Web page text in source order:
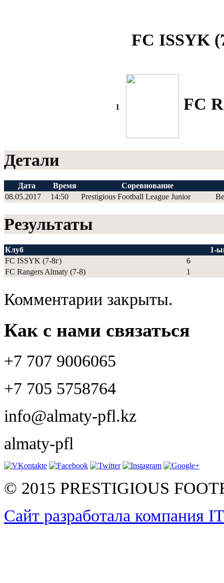
FC ISSYK
1 FC
Детали
Дата Время
Соревнование
08.05.2017
14:50 Prestigious Football League Junior
Результаты
Клуб
1-
FC ISSYK (7-8г)
6
FC Rangers Almaty (7-8)
1
Комментарии закрыты.
Как с нами связаться
+7 707 9006065
+7 705 5758764
info@almaty-pfl.kz
almaty-pfl
© 2015 PRESTIGIOUS
Сайт разработала компания